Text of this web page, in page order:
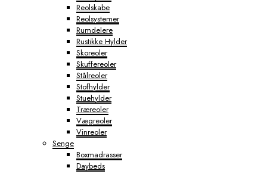
Reolskabe
Reolsystemer
Rumdelere
Rustikke Hylder
Skoreoler
Skuffereoler
Stålreoler
Stofhylder
Stuehylder
Træreoler
Vægreoler
Vinreoler
Senge
Boxmadrasser
Daybeds